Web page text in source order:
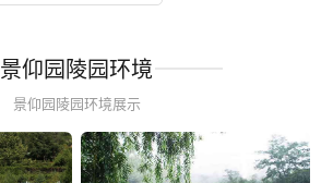
景仰园陵园环境
景仰园陵园环境展示